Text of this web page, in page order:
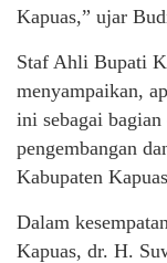
Kapuas,” ujar
Staf Ahli Bupati
menyampaikan,
ini sebagai
pengembangan
Kabupaten
Dalam
Kapuas, dr. H.